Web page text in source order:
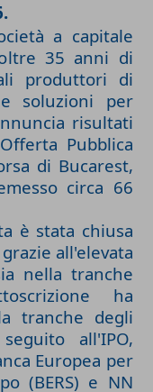
a capitale
35 anni di
produttori di
soluzioni per
risultati
Pubblica
di Bucarest,
circa 66
è stata chiusa
all'elevata
nella tranche
ha
tranche degli
all'IPO,
Europea per
(BERS) e NN